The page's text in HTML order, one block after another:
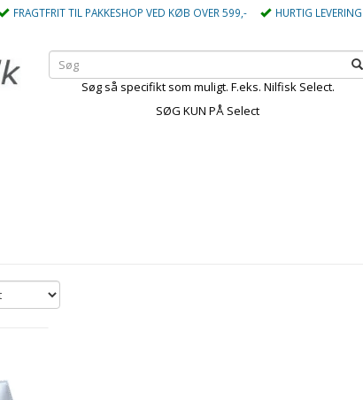
FRAGTFRIT TIL PAKKESHOP VED KØB OVER 599,- HURTIG LEVERING
Søg så specifikt som muligt. F.eks. Nilfisk Select.
SØG KUN PÅ Select